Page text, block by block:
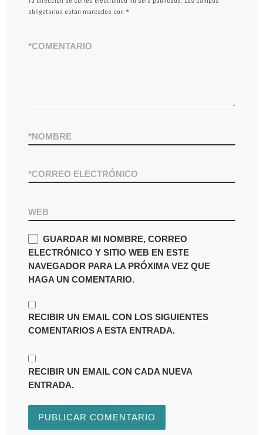
obligatorios están marcados con *
COMENTARIO
*
NOMBRE
*
CORREO ELECTRÓNICO
*
WEB
GUARDAR MI NOMBRE, CORREO
ELECTRÓNICO Y SITIO WEB EN ESTE
NAVEGADOR PARA LA PRÓXIMA VEZ QUE
HAGA UN COMENTARIO.
RECIBIR UN EMAIL CON LOS SIGUIENTES
COMENTARIOS A ESTA ENTRADA.
RECIBIR UN EMAIL CON CADA NUEVA
ENTRADA.